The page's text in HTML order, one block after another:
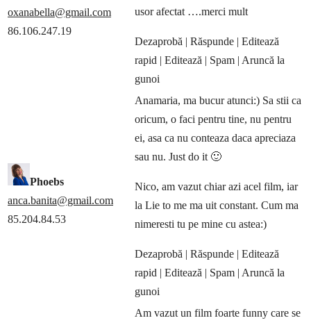
oxanabella@gmail.com
86.106.247.19
usor afectat ….merci mult
Dezaprobă | Răspunde | Editează
rapid | Editează | Spam | Aruncă la
gunoi
Phoebs
anca.banita@gmail.com
85.204.84.53
Anamaria, ma bucur atunci:) Sa stii ca
oricum, o faci pentru tine, nu pentru
ei, asa ca nu conteaza daca apreciaza
sau nu. Just do it 🙂
Nico, am vazut chiar azi acel film, iar
la Lie to me ma uit constant. Cum ma
nimeresti tu pe mine cu astea:)
Dezaprobă | Răspunde | Editează
rapid | Editează | Spam | Aruncă la
gunoi
Am vazut un film foarte funny care se